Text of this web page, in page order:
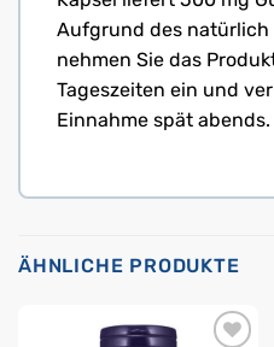
Aufgrund des
nehmen Sie das
Tageszeiten ein und
Einnahme spät abends.
ÄHNLICHE PRODUKTE